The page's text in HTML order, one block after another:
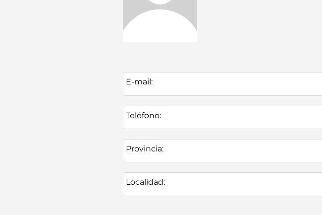
E-mail:
Teléfono:
Provincia:
Localidad: